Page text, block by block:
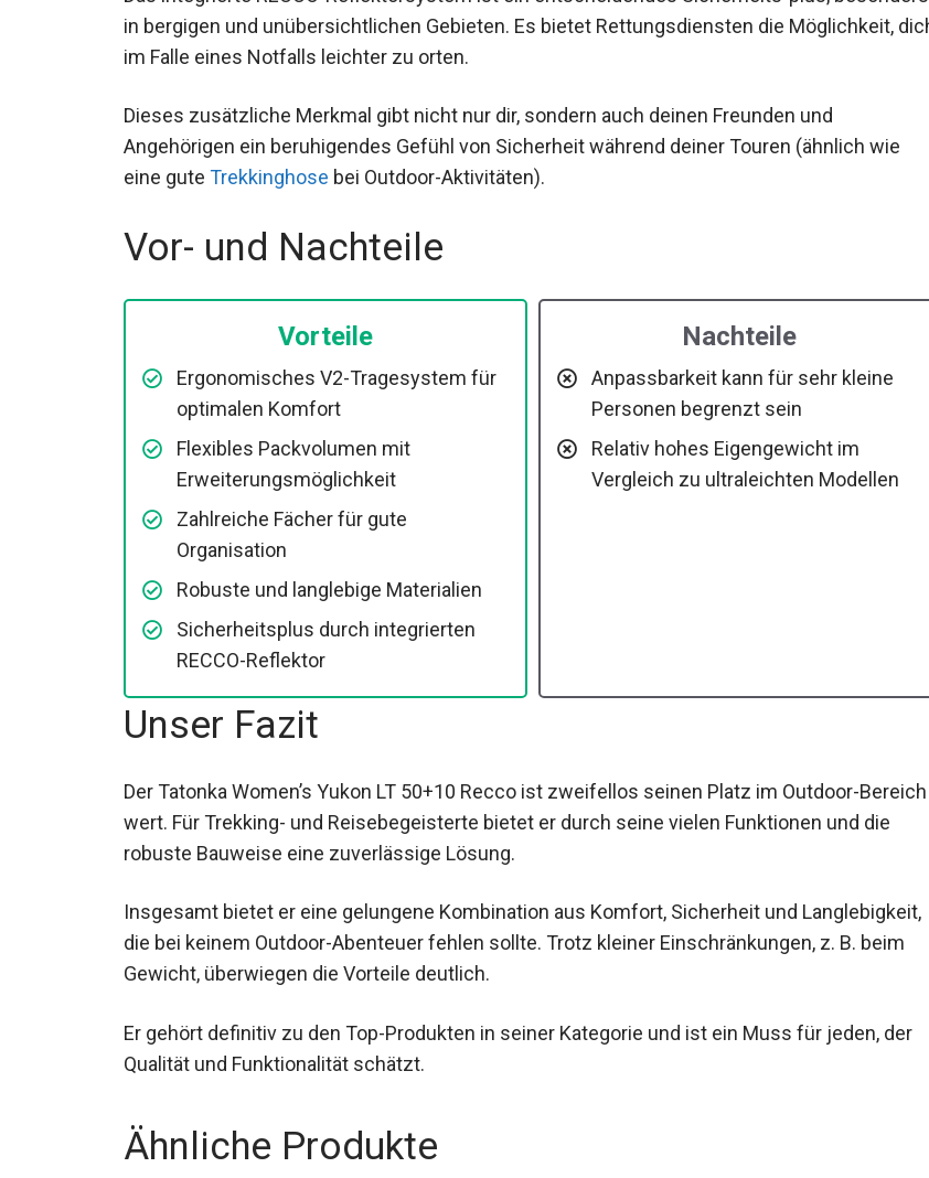
in bergigen und unübersichtlichen Gebieten. Es bietet Rettungsdiensten die Möglichkeit,
dich im Falle eines Notfalls leichter zu orten.
Dieses zusätzliche Merkmal gibt nicht nur dir, sondern auch deinen Freunden und
Angehörigen ein beruhigendes Gefühl von Sicherheit während deiner Touren (ähnlich wie
eine gute Trekkinghose bei Outdoor-Aktivitäten).
Vor- und Nachteile
Vorteile
Ergonomisches V2-Tragesystem für
optimalen Komfort
Flexibles Packvolumen mit
Erweiterungsmöglichkeit
Zahlreiche Fächer für gute
Organisation
Robuste und langlebige Materialien
Sicherheitsplus durch integrierten
RECCO-Reflektor
Nachteile
Anpassbarkeit kann für sehr kleine
Personen begrenzt sein
Relativ hohes Eigengewicht im
Vergleich zu ultraleichten Modellen
Unser Fazit
Der Tatonka Women’s Yukon LT 50+10 Recco ist zweifellos seinen Platz im Outdoor-Bereich
wert. Für Trekking- und Reisebegeisterte bietet er durch seine vielen Funktionen und die
robuste Bauweise eine zuverlässige Lösung.
Insgesamt bietet er eine gelungene Kombination aus Komfort, Sicherheit und Langlebigkeit,
die bei keinem Outdoor-Abenteuer fehlen sollte. Trotz kleiner Einschränkungen, z. B. beim
Gewicht, überwiegen die Vorteile deutlich.
Er gehört definitiv zu den Top-Produkten in seiner Kategorie und ist ein Muss für jeden, der
Qualität und Funktionalität schätzt.
Ähnliche Produkte